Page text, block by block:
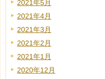
2021年5月
2021年4月
2021年3月
2021年2月
2021年1月
2020年12月